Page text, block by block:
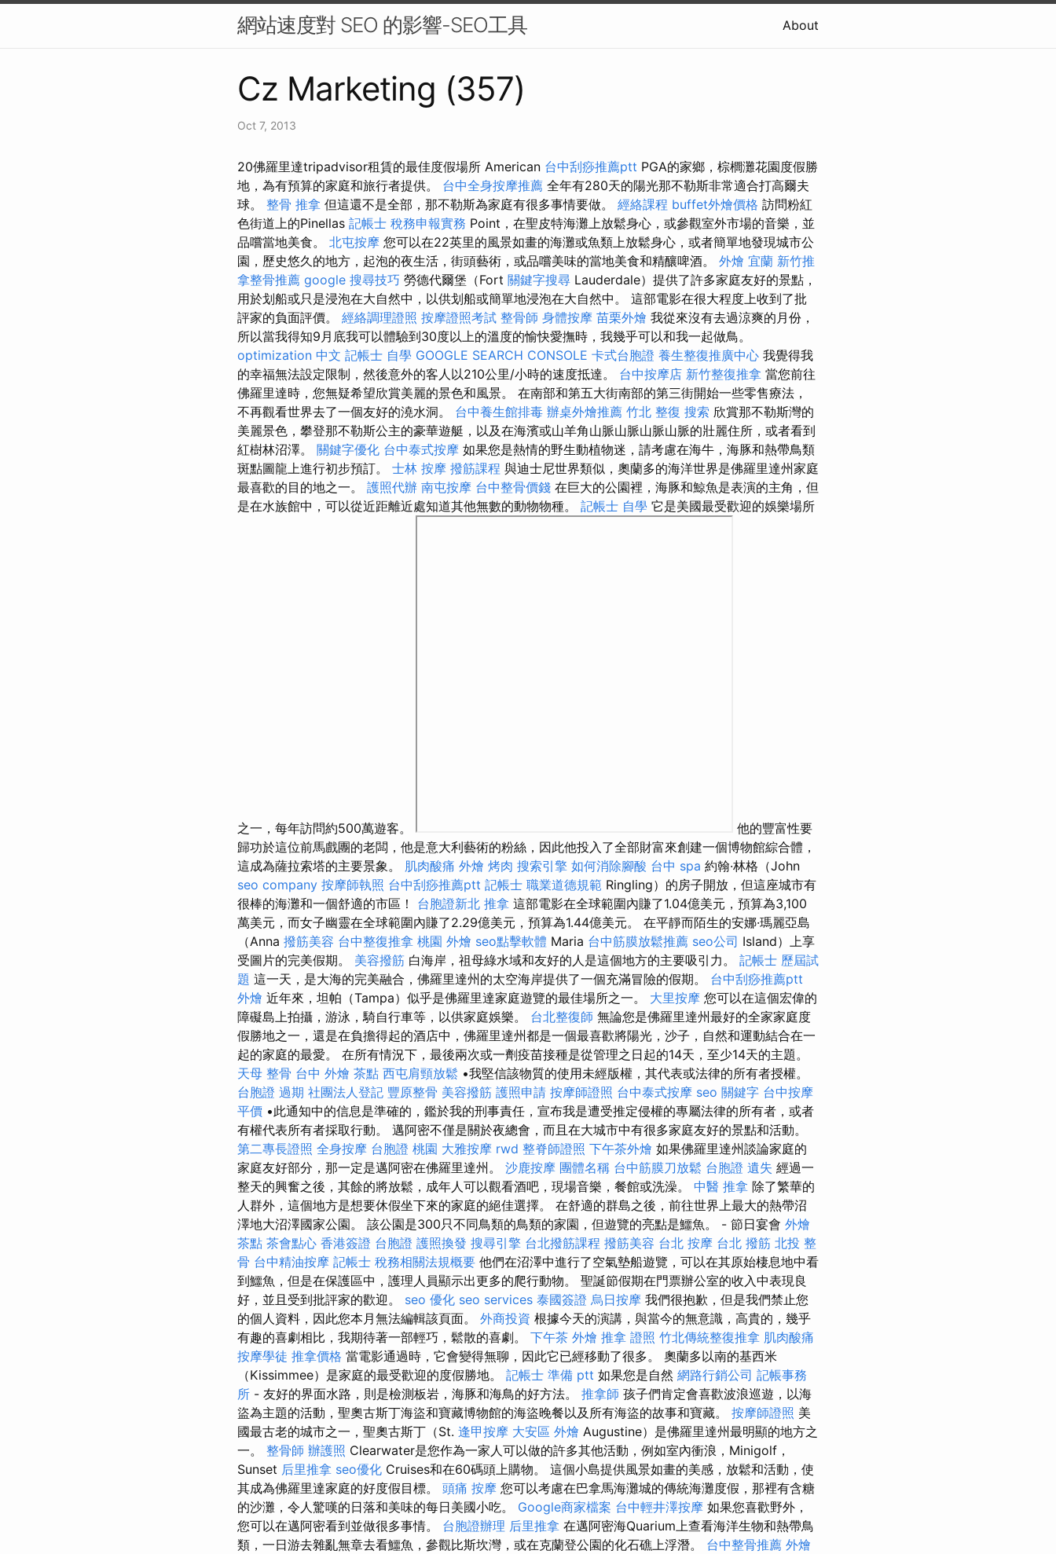
網站速度對 SEO 的影響-SEO工具 About
Cz Marketing (357)
Oct 7, 2013
20佛羅里達tripadvisor租賃的最佳度假場所 American 台中刮痧推薦ptt PGA的家鄉，棕櫚灘花園度假勝
地，為有預算的家庭和旅行者提供。 台中全身按摩推薦 全年有280天的陽光那不勒斯非常適合打高爾夫
球。 整骨 推拿 但這還不是全部，那不勒斯為家庭有很多事情要做。 經絡課程 buffet外燴價格 訪問粉紅
色街道上的Pinellas 記帳士 稅務申報實務 Point，在聖皮特海灘上放鬆身心，或參觀室外市場的音樂，並
品嚐當地美食。 北屯按摩 您可以在22英里的風景如畫的海灘或魚類上放鬆身心，或者簡單地發現城市公
園，歷史悠久的地方，起泡的夜生活，街頭藝術，或品嚐美味的當地美食和精釀啤酒。 外燴 宜蘭 新竹推
拿整骨推薦 google 搜尋技巧 勞德代爾堡（Fort 關鍵字搜尋 Lauderdale）提供了許多家庭友好的景點，
用於划船或只是浸泡在大自然中，以供划船或簡單地浸泡在大自然中。 這部電影在很大程度上收到了批
評家的負面評價。 經絡調理證照 按摩證照考試 整骨師 身體按摩 苗栗外燴 我從來沒有去過涼爽的月份，
所以當我得知9月底我可以體驗到30度以上的溫度的愉快愛撫時，我幾乎可以和我一起做鳥。
optimization 中文 記帳士 自學 GOOGLE SEARCH CONSOLE 卡式台胞證 養生整復推廣中心 我覺得我
的幸福無法設定限制，然後意外的客人以210公里/小時的速度抵達。 台中按摩店 新竹整復推拿 當您前往
佛羅里達時，您無疑希望欣賞美麗的景色和風景。 在南部和第五大街南部的第三街開始一些零售療法，
不再觀看世界去了一個友好的澆水洞。 台中養生館排毒 辦桌外燴推薦 竹北 整復 搜索 欣賞那不勒斯灣的
美麗景色，攀登那不勒斯公主的豪華遊艇，以及在海濱或山羊角山脈山脈山脈山脈的壯麗住所，或者看到
紅樹林沼澤。 關鍵字優化 台中泰式按摩 如果您是熱情的野生動植物迷，請考慮在海牛，海豚和熱帶鳥類
斑點圖龍上進行初步預訂。 士林 按摩 撥筋課程 與迪士尼世界類似，奧蘭多的海洋世界是佛羅里達州家庭
最喜歡的目的地之一。 護照代辦 南屯按摩 台中整骨價錢 在巨大的公園裡，海豚和鯨魚是表演的主角，但
是在水族館中，可以從近距離近處知道其他無數的動物物種。 記帳士 自學 它是美國最受歡迎的娛樂場所
之一，每年訪問約500萬遊客。
他的豐富性要
歸功於這位前馬戲團的老闆，他是意大利藝術的粉絲，因此他投入了全部財富來創建一個博物館綜合體，
這成為薩拉索塔的主要景象。 肌肉酸痛 外燴 烤肉 搜索引擎 如何消除腳酸 台中 spa 約翰·林格（John
seo company 按摩師執照 台中刮痧推薦ptt 記帳士 職業道德規範 Ringling）的房子開放，但這座城市有
很棒的海灘和一個舒適的市區！ 台胞證新北 推拿 這部電影在全球範圍內賺了1.04億美元，預算為3,100
萬美元，而女子幽靈在全球範圍內賺了2.29億美元，預算為1.44億美元。 在平靜而陌生的安娜·瑪麗亞島
（Anna 撥筋美容 台中整復推拿 桃園 外燴 seo點擊軟體 Maria 台中筋膜放鬆推薦 seo公司 Island）上享
受圖片的完美假期。 美容撥筋 白海岸，祖母綠水域和友好的人是這個地方的主要吸引力。 記帳士 歷屆試
題 這一天，是大海的完美融合，佛羅里達州的太空海岸提供了一個充滿冒險的假期。 台中刮痧推薦ptt
外燴 近年來，坦帕（Tampa）似乎是佛羅里達家庭遊覽的最佳場所之一。 大里按摩 您可以在這個宏偉的
障礙島上拍攝，游泳，騎自行車等，以供家庭娛樂。 台北整復師 無論您是佛羅里達州最好的全家家庭度
假勝地之一，還是在負擔得起的酒店中，佛羅里達州都是一個最喜歡將陽光，沙子，自然和運動結合在一
起的家庭的最愛。 在所有情況下，最後兩次或一劑疫苗接種是從管理之日起的14天，至少14天的主題。
天母 整骨 台中 外燴 茶點 西屯肩頸放鬆 •我堅信該物質的使用未經版權，其代表或法律的所有者授權。
台胞證 過期 社團法人登記 豐原整骨 美容撥筋 護照申請 按摩師證照 台中泰式按摩 seo 關鍵字 台中按摩
平價 •此通知中的信息是準確的，鑑於我的刑事責任，宣布我是遭受推定侵權的專屬法律的所有者，或者
有權代表所有者採取行動。 邁阿密不僅是關於夜總會，而且在大城市中有很多家庭友好的景點和活動。
第二專長證照 全身按摩 台胞證 桃園 大雅按摩 rwd 整脊師證照 下午茶外燴 如果佛羅里達州談論家庭的
家庭友好部分，那一定是邁阿密在佛羅里達州。 沙鹿按摩 團體名稱 台中筋膜刀放鬆 台胞證 遺失 經過一
整天的興奮之後，其餘的將放鬆，成年人可以觀看酒吧，現場音樂，餐館或洗澡。 中醫 推拿 除了繁華的
人群外，這個地方是想要休假坐下來的家庭的絕佳選擇。 在舒適的群島之後，前往世界上最大的熱帶沼
澤地大沼澤國家公園。 該公園是300只不同鳥類的鳥類的家園，但遊覽的亮點是鱷魚。 - 節日宴會 外燴
茶點 茶會點心 香港簽證 台胞證 護照換發 搜尋引擎 台北撥筋課程 撥筋美容 台北 按摩 台北 撥筋 北投 整
骨 台中精油按摩 記帳士 稅務相關法規概要 他們在沼澤中進行了空氣墊船遊覽，可以在其原始棲息地中看
到鱷魚，但是在保護區中，護理人員顯示出更多的爬行動物。 聖誕節假期在門票辦公室的收入中表現良
好，並且受到批評家的歡迎。 seo 優化 seo services 泰國簽證 烏日按摩 我們很抱歉，但是我們禁止您
的個人資料，因此您本月無法編輯該頁面。 外商投資 根據今天的演講，與當今的無意識，高貴的，幾乎
有趣的喜劇相比，我期待著一部輕巧，鬆散的喜劇。 下午茶 外燴 推拿 證照 竹北傳統整復推拿 肌肉酸痛
按摩學徒 推拿價格 當電影通過時，它會變得無聊，因此它已經移動了很多。 奧蘭多以南的基西米
（Kissimmee）是家庭的最受歡迎的度假勝地。 記帳士 準備 ptt 如果您是自然 網路行銷公司 記帳事務
所 - 友好的界面水路，則是檢測板岩，海豚和海鳥的好方法。 推拿師 孩子們肯定會喜歡波浪巡遊，以海
盜為主題的活動，聖奧古斯丁海盜和寶藏博物館的海盜晚餐以及所有海盜的故事和寶藏。 按摩師證照 美
國最古老的城市之一，聖奧古斯丁（St. 逢甲按摩 大安區 外燴 Augustine）是佛羅里達州最明顯的地方之
一。 整骨師 辦護照 Clearwater是您作為一家人可以做的許多其他活動，例如室內衝浪，Minigolf，
Sunset 后里推拿 seo優化 Cruises和在60碼頭上購物。 這個小島提供風景如畫的美感，放鬆和活動，使
其成為佛羅里達家庭的好度假目標。 頭痛 按摩 您可以考慮在巴拿馬海灘城的傳統海灘度假，那裡有含糖
的沙灘，令人驚嘆的日落和美味的每日美國小吃。 Google商家檔案 台中輕井澤按摩 如果您喜歡野外，
您可以在邁阿密看到並做很多事情。 台胞證辦理 后里推拿 在邁阿密海Quarium上查看海洋生物和熱帶鳥
類，一日游去雜亂無章去看鱷魚，參觀比斯坎灣，或在克蘭登公園的化石礁上浮潛。 台中整骨推薦 外燴